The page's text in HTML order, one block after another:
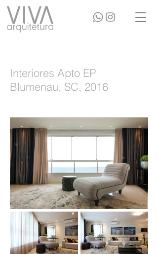
Interiores Apto EP
Blumenau, SC, 2016